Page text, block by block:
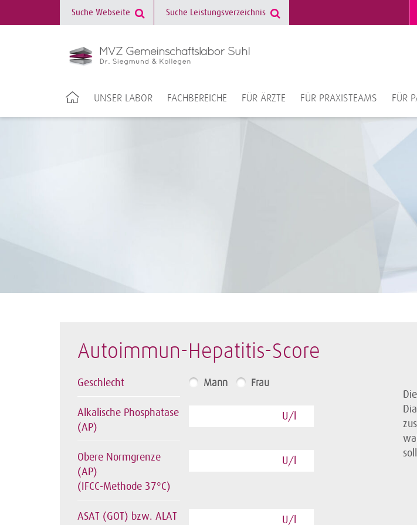
UNSER LABOR FACHBEREICHE FÜR ÄRZTE FÜR PRAXISTEAMS FÜR
Autoimmun-Hepatitis-Score
Geschlecht Mann Frau
Alkalische Phosphatase
(AP)
U/l
Obere Normgrenze
(AP)
(IFCC-Methode 37°C)
U/l
ASAT (GOT) bzw. ALAT U/l